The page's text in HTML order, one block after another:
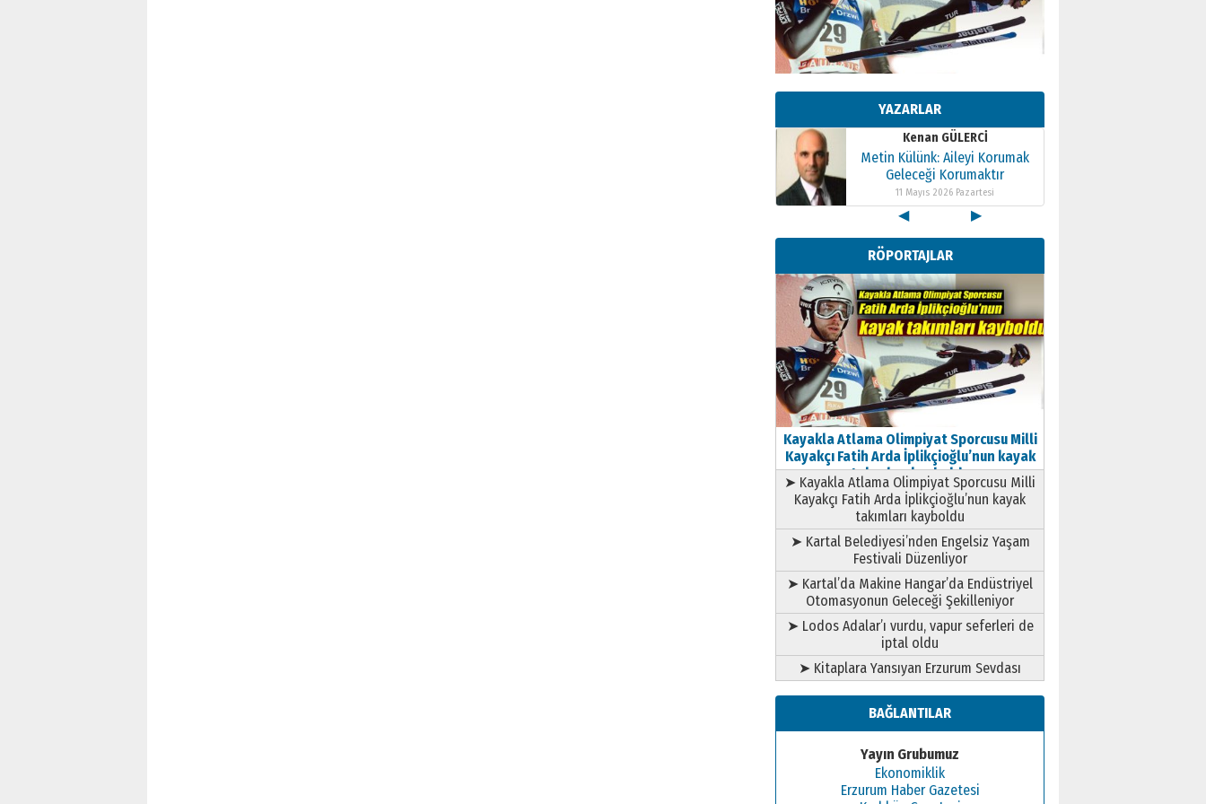
YAZARLAR
Kenan GÜLERCİ
Metin Külünk: Aileyi Korumak
Geleceği Korumaktır
11 Mayıs 2026 Pazartesi
Kenan GÜLERCİ
Metin Külünk: Aileyi Korumak
Geleceği Korumaktır
11 Mayıs 2026 Pazartesi
Kenan GÜLERCİ
Metin Külünk: Aileyi Korumak
Geleceği Korumaktır
11 Mayıs 2026 Pazartesi
◀ ▶
RÖPORTAJLAR
Kayakla Atlama Olimpiyat Sporcusu Milli
Kayakçı Fatih Arda İplikçioğlu’nun kayak
takımları kayboldu
➤ Kayakla Atlama Olimpiyat Sporcusu Milli
Kayakçı Fatih Arda İplikçioğlu’nun kayak
takımları kayboldu
➤ Kartal Belediyesi’nden Engelsiz Yaşam
Festivali Düzenliyor
➤ Kartal’da Makine Hangar’da Endüstriyel
Otomasyonun Geleceği Şekilleniyor
➤ Lodos Adalar’ı vurdu, vapur seferleri de
iptal oldu
➤ Kitaplara Yansıyan Erzurum Sevdası
BAĞLANTILAR
Yayın Grubumuz
Ekonomiklik
Erzurum Haber Gazetesi